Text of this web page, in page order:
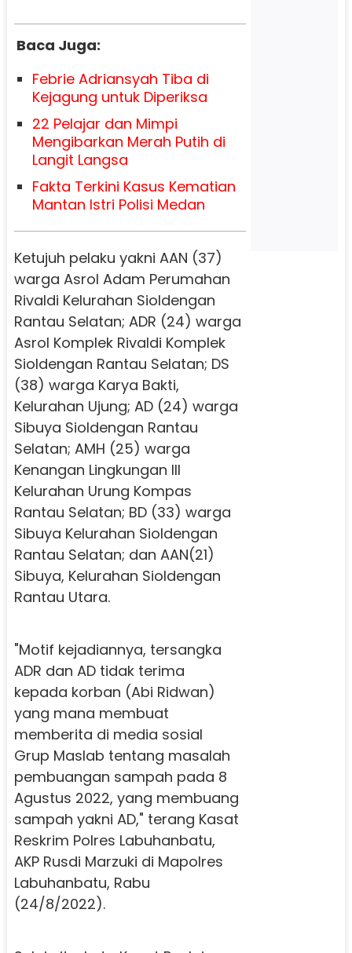
Baca Juga:
Febrie Adriansyah Tiba di
Kejagung untuk Diperiksa
22 Pelajar dan Mimpi
Mengibarkan Merah Putih di
Langit Langsa
Fakta Terkini Kasus Kematian
Mantan Istri Polisi Medan
Ketujuh pelaku yakni AAN (37)
warga Asrol Adam Perumahan
Rivaldi Kelurahan Sioldengan
Rantau Selatan; ADR (24) warga
Asrol Komplek Rivaldi Komplek
Sioldengan Rantau Selatan; DS
(38) warga Karya Bakti,
Kelurahan Ujung; AD (24) warga
Sibuya Sioldengan Rantau
Selatan; AMH (25) warga
Kenangan Lingkungan III
Kelurahan Urung Kompas
Rantau Selatan; BD (33) warga
Sibuya Kelurahan Sioldengan
Rantau Selatan; dan AAN(21)
Sibuya, Kelurahan Sioldengan
Rantau Utara.
"Motif kejadiannya, tersangka
ADR dan AD tidak terima
kepada korban (Abi Ridwan)
yang mana membuat
memberita di media sosial
Grup Maslab tentang masalah
pembuangan sampah pada 8
Agustus 2022, yang membuang
sampah yakni AD," terang Kasat
Reskrim Polres Labuhanbatu,
AKP Rusdi Marzuki di Mapolres
Labuhanbatu, Rabu
(24/8/2022).